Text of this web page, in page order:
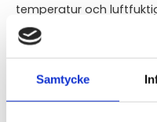
Samtycke
temperatur och
att hålla koll på
kontor och offentliga
direkt om luftkvaliteten